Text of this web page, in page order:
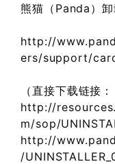
熊猫（Panda）卸
http://
ers/support/
（直接下载链接：
http://
m/sop/
http://
/